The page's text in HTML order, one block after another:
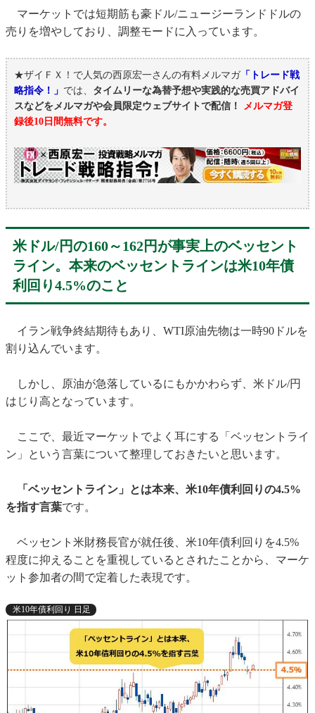
マーケットでは短期筋も豪ドル/ニュージーランドドルの
売りを増やしており、調整モードに入っています。
★ザイＦＸ！で人気の西原宏一さんの有料メルマガ「トレード戦
略指令！」 では、 タイムリーな為替予想や実践的な売買アドバイ
スなどをメルマガや会員限定ウェブサイトで配信！
メルマガ登
録後10日間無料です。
米ドル/円の160～162円が事実上のベッセント
ライン。本来のベッセントラインは米10年債
利回り4.5%のこと
イラン戦争終結期待もあり、WTI原油先物は一時90ドルを
割り込んでいます。
しかし、原油が急落しているにもかかわらず、米ドル/円
はじり高となっています。
ここで、最近マーケットでよく耳にする「ベッセントライ
ン」という言葉について整理しておきたいと思います。
「ベッセントライン」とは本来、米10年債利回りの4.5%
を指す言葉です。
ベッセント米財務長官が就任後、米10年債利回りを4.5%
程度に抑えることを重視しているとされたことから、マーケ
ット参加者の間で定着した表現です。
米10年債利回り 日足